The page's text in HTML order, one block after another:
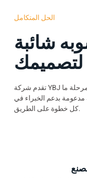
الحل المتكامل
شائبة
لتصميمك
تقدم شركة YBJ للطباعة حلاً متكاملاً بدءاً من التصميم وحتى مرحلة ما
بدعم الخبراء في
كل خطوة على الطريق.